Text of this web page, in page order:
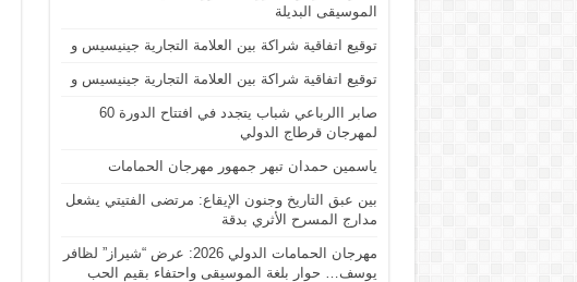
الموسيقى البديلة
توقيع اتفاقية شراكة بين العلامة التجارية جينيسيس و
توقيع اتفاقية شراكة بين العلامة التجارية جينيسيس و
صابر االرباعي شباب يتجدد في افتتاح الدورة 60
لمهرجان قرطاج الدولي
ياسمين حمدان تبهر جمهور مهرجان الحمامات
بين عبق التاريخ وجنون الإيقاع: مرتضى الفتيتي يشعل
مدارج المسرح الأثري بدقة
مهرجان الحمامات الدولي 2026: عرض “شيراز” لظافر
يوسف… حوار بلغة الموسيقى واحتفاء بقيم الحب